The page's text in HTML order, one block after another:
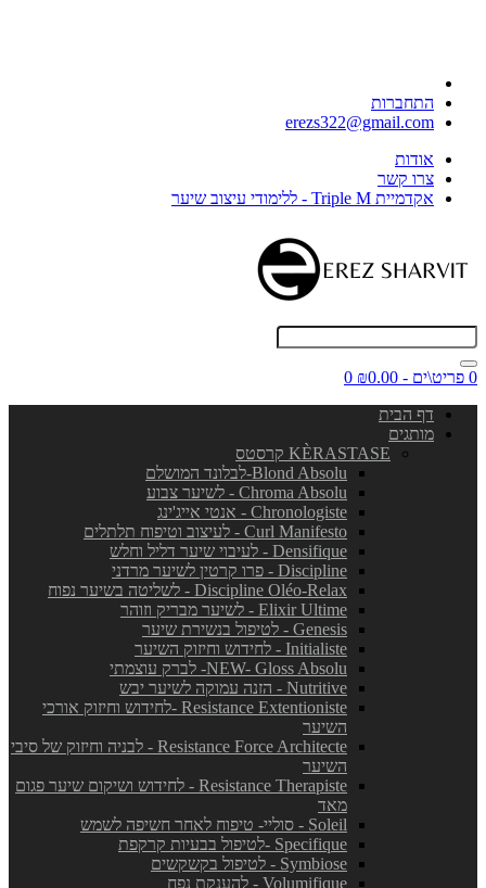
התחברות
erezs322@gmail.com
אודות
צרו קשר
אקדמיית Triple M - ללימודי עיצוב שיער
0 פריט\ים - ₪0.00
0
דף הבית
מותגים
KÈRASTASE קרסטס
Blond Absolu-לבלונד המושלם
Chroma Absolu - לשיער צבוע
Chronologiste - אנטי אייג'ינג
Curl Manifesto - לעיצוב וטיפוח תלתלים
Densifique - לעיבוי שיער דליל וחלש
Discipline - פרו קרטין לשיער מרדני
Discipline Oléo-Relax - לשליטה בשיער נפוח
Elixir Ultime - לשיער מבריק וזוהר
Genesis - לטיפול בנשירת שיער
Initialiste - לחידוש וחיזוק השיער
NEW- Gloss Absolu- לברק עוצמתי
Nutritive - הזנה עמוקה לשיער יבש
Resistance Extentioniste -לחידוש וחיזוק אורכי
השיער
Resistance Force Architecte - לבניה וחיזוק של סיבי
השיער
Resistance Therapiste - לחידוש ושיקום שיער פגום
מאד
Soleil - סוליי- טיפוח לאחר חשיפה לשמש
Specifique -לטיפול בבעיות קרקפת
Symbiose - לטיפול בקשקשים
Volumifique - להענקת נפח